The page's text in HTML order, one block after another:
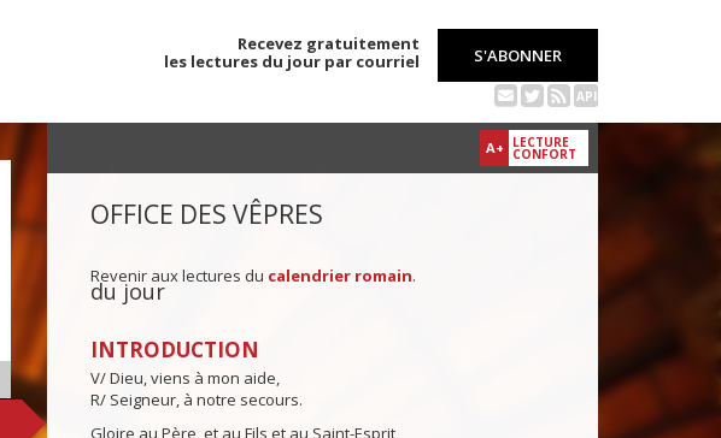
Recevez gratuitement
les lectures du jour par courriel
S'ABONNER
API
A+ LECTURE
CONFORT
OFFICE DES VÊPRES
Revenir aux lectures du calendrier romain.
du jour
INTRODUCTION
V/ Dieu, viens à mon aide,
R/ Seigneur, à notre secours.
Gloire au Père, et au Fils et au Saint-Esprit,